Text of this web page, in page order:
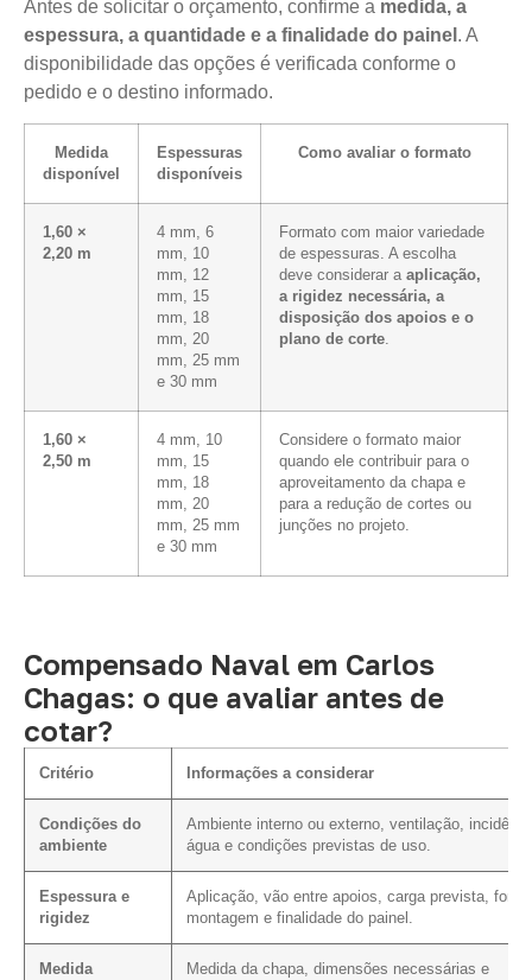
Antes de solicitar o orçamento, confirme a medida, a
espessura, a quantidade e a finalidade do painel . A
disponibilidade das opções é verificada conforme o
pedido e o destino informado.
Medida
disponível
Espessuras
disponíveis
Como avaliar o formato
1,60 ×
2,20 m
4 mm, 6
mm, 10
mm, 12
mm, 15
mm, 18
mm, 20
mm, 25 mm
e 30 mm
Formato com maior variedade
de espessuras. A escolha
deve considerar a aplicação,
a rigidez necessária, a
disposição dos apoios e o
plano de corte.
1,60 ×
2,50 m
4 mm, 10
mm, 15
mm, 18
mm, 20
mm, 25 mm
e 30 mm
Considere o formato maior
quando ele contribuir para o
aproveitamento da chapa e
para a redução de cortes ou
junções no projeto.
Compensado Naval em Carlos
Chagas: o que avaliar antes de
cotar?
Critério Informações a considerar
Condições do
ambiente
Ambiente interno ou externo, ventilação,
água e condições previstas de uso.
Espessura e
rigidez
Aplicação, vão entre apoios, carga prevista,
montagem e finalidade do painel.
Medida
Medida da chapa, dimensões necessárias e